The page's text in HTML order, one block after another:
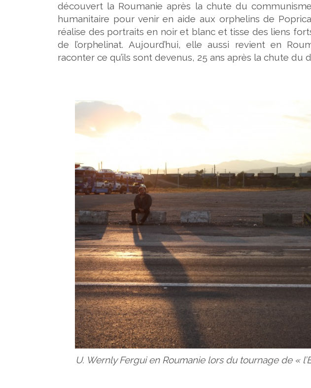
découvert la Roumanie après la chute du
humanitaire pour venir en aide aux orphelins de
réalise des portraits en noir et blanc et tisse des liens
de l’orphelinat. Aujourd’hui, elle aussi revient en
raconter ce qu’ils sont devenus, 25 ans après la chute du
U. Wernly Fergui en Roumanie lors du tournage de «